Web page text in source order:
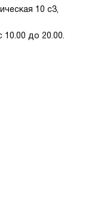
10 с3,
до 20.00.